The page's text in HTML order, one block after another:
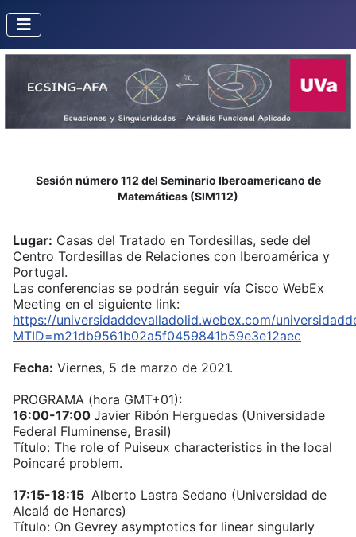
Sesión número 112 del Seminario Iberoamericano de
Matemáticas (SIM112)
Lugar: Casas del Tratado en Tordesillas, sede del
Centro Tordesillas de Relaciones con Iberoamérica y
Portugal.
Las conferencias se podrán seguir vía Cisco WebEx
Meeting en el siguiente link:
https://universidaddevalladolid.webex.com/
MTID=m21db9561b02a5f0459841b59e3e12aec
Fecha: Viernes, 5 de marzo de 2021.
PROGRAMA (hora GMT+01):
16:00-17:00 Javier Ribón Herguedas (Universidade
Federal Fluminense, Brasil)
Título: The role of Puiseux characteristics in the local
Poincaré problem.
17:15-18:15 Alberto Lastra Sedano (Universidad de
Alcalá de Henares)
Título: On Gevrey asymptotics for linear singularly